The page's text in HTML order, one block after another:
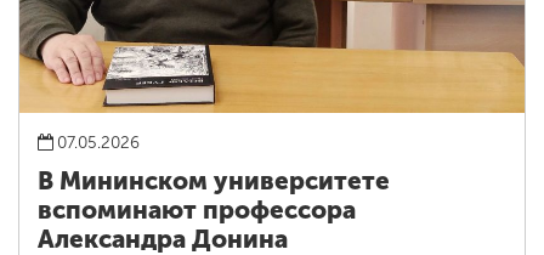
07.05.2026
В Мининском университете
вспоминают профессора
Александра Донина